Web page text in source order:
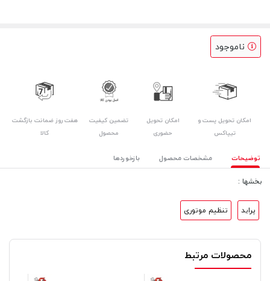
ناموجود
امکان تحویل پست و
تیپاکس
امکان تحویل
حضوری
تضمین کیفیت
محصول
هفت روز ضمانت بازگشت
کالا
توضیحات مشخصات محصول بازخوردها
بخشها :
پراید تنظیم موتوری
محصولات مرتبط